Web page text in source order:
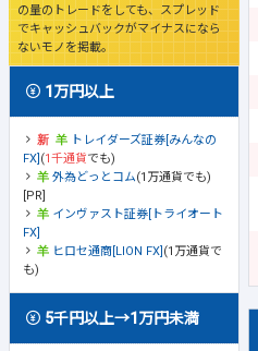
の量のトレードをしても、スプレッド
でキャッシュバックがマイナスになら
ないモノを掲載。
1万円以上
トレイダーズ証券[みんなの
FX] (1千通貨でも)
外為どっとコム(1万通貨でも)
[PR]
インヴァスト証券[トライオート
FX]
ヒロセ通商[LION FX] (1万通貨で
も)
5千円以上→1万円未満